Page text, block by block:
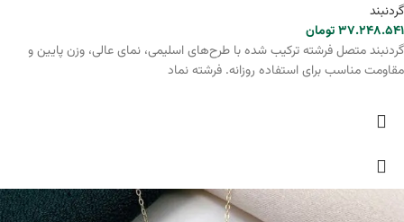
گردنبند
۳۷.۲۴۸.۵۴۱تومان
گردنبند متصل فرشته ترکیب شده با طرح‌های اسلیمی، نمای عالی، وزن پایین و
مقاومت مناسب برای استفاده روزانه. فرشته نماد